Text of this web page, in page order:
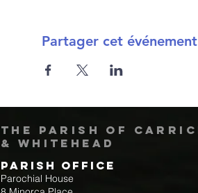
Partager cet événement
The Parish of
& Whitehead
Parish Office
Parochial House